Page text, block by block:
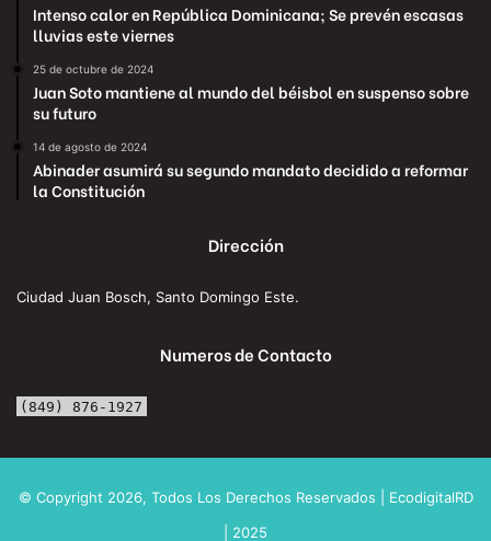
Intenso calor en República Dominicana; Se prevén escasas
lluvias este viernes
25 de octubre de 2024
Juan Soto mantiene al mundo del béisbol en suspenso sobre
su futuro
14 de agosto de 2024
Abinader asumirá su segundo mandato decidido a reformar
la Constitución
Dirección
Ciudad Juan Bosch, Santo Domingo Este.
Numeros de Contacto
(849) 876-1927
© Copyright 2026, Todos Los Derechos Reservados | EcodigitalRD
| 2025